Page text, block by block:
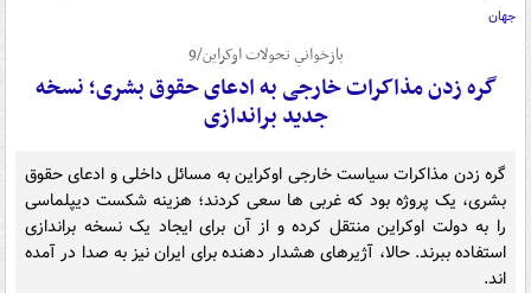
جهان
بازخواني تحولات اوکراين/9
گره زدن مذاکرات خارجی به ادعای حقوق بشری؛ نسخه
جدید براندازی
گره زدن مذاکرات سیاست خارجی اوکراین به مسائل داخلی و ادعای حقوق
بشری، یک پروژه بود که غربی ها سعی کردند؛ هزینه شکست دیپلماسی
را به دولت اوکراین منتقل کرده و از آن برای ایجاد یک نسخه براندازی
استفاده ببرند. حالا، آژیرهای هشدار دهنده برای ایران نیز به صدا در آمده
اند.